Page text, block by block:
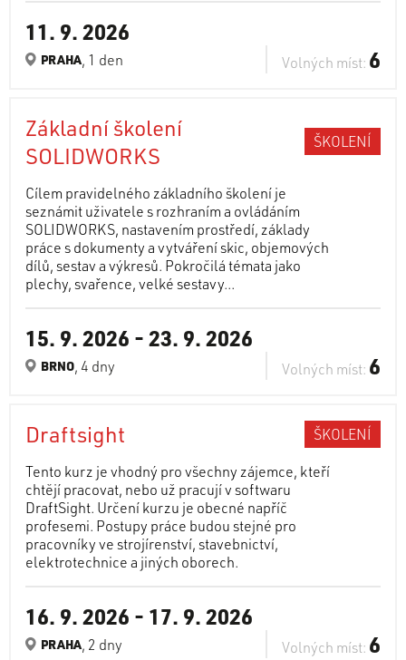
11. 9. 2026
PRAHA, 1 den Volných míst: 6
Základní školení
SOLIDWORKS
ŠKOLENÍ
Cílem pravidelného základního školení je
seznámit uživatele s rozhraním a ovládáním
SOLIDWORKS, nastavením prostředí, základy
práce s dokumenty a vytváření skic, objemových
dílů, sestav a výkresů. Pokročilá témata jako
plechy, svařence, velké sestavy...
15. 9. 2026 -23. 9. 2026
BRNO, 4 dny Volných míst: 6
Draftsight
ŠKOLENÍ
Tento kurz je vhodný pro všechny zájemce, kteří
chtějí pracovat, nebo už pracují v softwaru
DraftSight. Určení kurzu je obecné napříč
profesemi. Postupy práce budou stejné pro
pracovníky ve strojírenství, stavebnictví,
elektrotechnice a jiných oborech.
16. 9. 2026 - 17. 9. 2026
PRAHA, 2 dny Volných míst: 6